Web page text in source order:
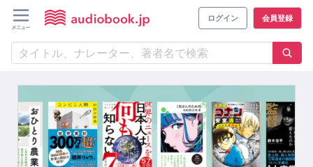
ログイン 会員登録